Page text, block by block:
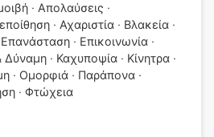
Απολαύσεις
Αχαριστία
Βλακεία
Επανάσταση
Επικοινωνία
Δύναμη Καχυποψία
Κίνητρα
Ομορφιά
Παράπονα
Φτώχεια